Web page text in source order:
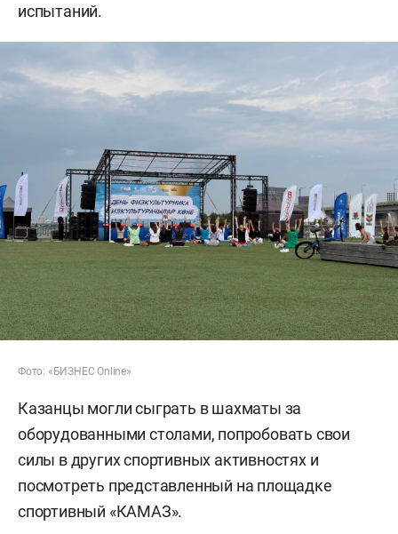
испытаний.
Фото: «БИЗНЕС Online»
Казанцы могли сыграть в шахматы за
оборудованными столами, попробовать свои
силы в других спортивных активностях и
посмотреть представленный на площадке
спортивный «КАМАЗ».